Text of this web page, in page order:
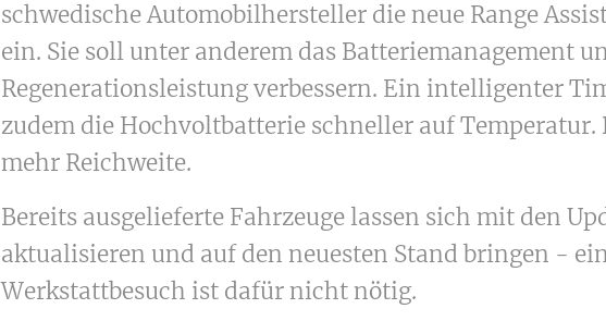
schwedische Automobilhersteller die neue Range
ein. Sie soll unter anderem das Batteriemanagement
Regenerationsleistung verbessern. Ein intelligenter
zudem die Hochvoltbatterie schneller auf Temperatur.
mehr Reichweite.
Bereits ausgelieferte Fahrzeuge lassen sich mit den
aktualisieren und auf den neuesten Stand bringen -
Werkstattbesuch ist dafür nicht nötig.